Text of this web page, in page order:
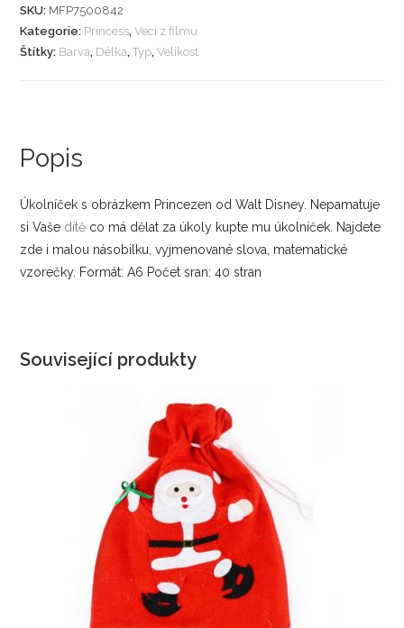
SKU: MFP7500842
Kategorie: Princess,Veci z filmu
Štítky: Barva, Délka,Typ,Velikost
Popis
Úkolníček s obrázkem Princezen od Walt Disney. Nepamatuje
si Vaše dítě co má dělat za úkoly kupte mu úkolníček. Najdete
zde i malou násobilku, vyjmenované slova, matematické
vzorečky. Formát: A6 Počet sran: 40 stran
Související produkty